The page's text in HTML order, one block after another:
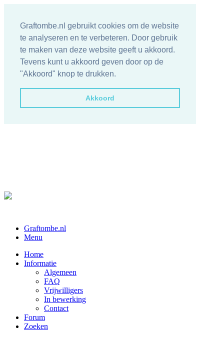
Graftombe.nl gebruikt cookies om de website
te analyseren en te verbeteren. Door gebruik
te maken van deze website geeft u akkoord.
Tevens kunt u akkoord geven door op de
"Akkoord" knop te drukken.
Akkoord
Graftombe.nl
Menu
Home
Informatie
Algemeen
FAQ
Vrijwilligers
In bewerking
Contact
Forum
Zoeken